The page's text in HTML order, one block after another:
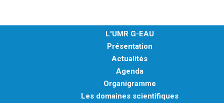
L'UMR G-EAU
Présentation
Actualités
Agenda
Organigramme
Les domaines scientifiques